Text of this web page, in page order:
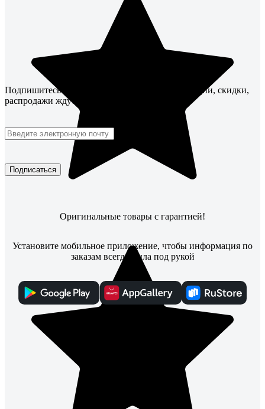
Подпишитесь
и будьте в курсе! Акции, скидки,
распродажи ждут!
Подписаться
Оригинальные товары с гарантией!
Установите мобильное приложение, чтобы информация по
заказам всегда была под рукой